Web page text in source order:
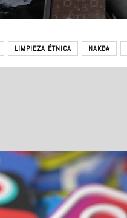
LIMPIEZA ÉTNICA NAKBA